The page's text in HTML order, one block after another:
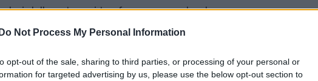
Do Not Process My Personal Information
opt-out of the sale, sharing to third parties, or processing of your personal or
for targeted advertising by us, please use the below opt-out section to
della natura si trasformano, rendendo
Di seguito si esplorano le ragioni